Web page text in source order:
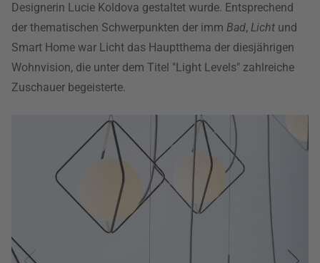
Designerin Lucie Koldova gestaltet wurde. Entsprechend
der thematischen Schwerpunkten der imm Bad, Licht und
Smart Home war Licht das Hauptthema der diesjährigen
Wohnvision, die unter dem Titel "Light Levels" zahlreiche
Zuschauer begeisterte.